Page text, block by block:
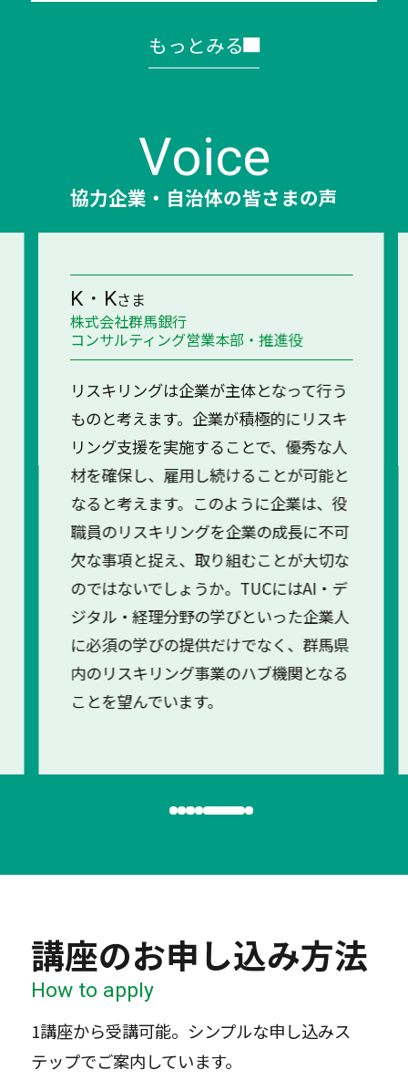
もっとみる
Voice
協力企業・自治体の皆さまの声
K・Kさま
株式会社群馬銀行
コンサルティング営業本部・推進役
リスキリングは企業が主体となって行う
ものと考えます。企業が積極的にリスキ
リング支援を実施することで、優秀な人
材を確保し、雇用し続けることが可能と
なると考えます。このように企業は、役
職員のリスキリングを企業の成長に不可
欠な事項と捉え、取り組むことが大切な
のではないでしょうか。TUCにはAI・デ
ジタル・経理分野の学びといった企業人
に必須の学びの提供だけでなく、群馬県
内のリスキリング事業のハブ機関となる
ことを望んでいます。
講座のお申し込み方法
How to apply
1講座から受講可能。シンプルな申し込みス
テップでご案内しています。